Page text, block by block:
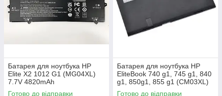
Батарея для ноутбука HP
Elite X2 1012 G1 (MG04XL)
7.7V 4820mAh
Готово до відправки
Батарея для ноутбука HP
EliteBook 740 g1, 745 g1, 840
g1, 850g1, 855 g1 (CM03XL)
11.1V 3900mAh
Готово до відправки